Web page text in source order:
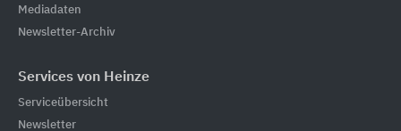
Mediadaten
Newsletter-Archiv
Services von Heinze
Serviceübersicht
Newsletter